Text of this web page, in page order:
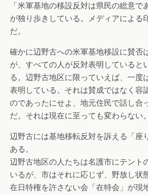
「米軍基地の移設反対は県民の総意で
が独り歩きしている。メディアによる
だ。
確かに辺野古への米軍基地移設に賛否
が、すべての人が反対表明していると
る。辺野古地区に限っていえば、一度
表明している。それは賛成ではなく容
のであったにせよ、地元住民で話し合
だ。それは現在に至っても変わらない。
辺野古には基地移転反対を訴える「座
ある。
辺野古地区の人たちは名護市にテント
いるが、市はそれに応じず、野放し状
在日特権を許さない会「在特会」が現